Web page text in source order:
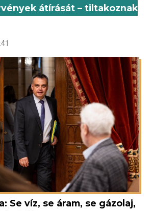
átírását – tiltakoznak
Se víz, se áram, se gázolaj,